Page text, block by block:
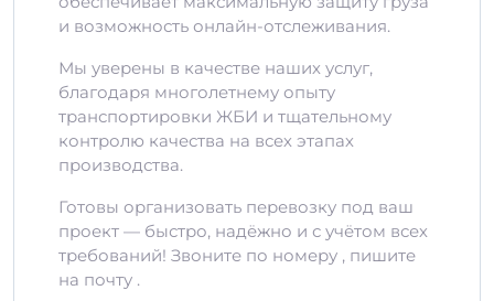
и возможность онлайн-отслеживания.
Мы уверены в качестве наших услуг,
благодаря многолетнему опыту
транспортировки ЖБИ и тщательному
контролю качества на всех этапах
производства.
Готовы организовать перевозку под ваш
проект — быстро, надёжно и с учётом всех
требований! Звоните по номеру , пишите
на почту .